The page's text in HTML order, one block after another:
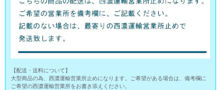
【配送・送料について】
大型商品の為、西濃運輸営業所止めになります。ご希望がある場合は、備考欄に
ご希望の西濃運輸営業所をお書き添えください。